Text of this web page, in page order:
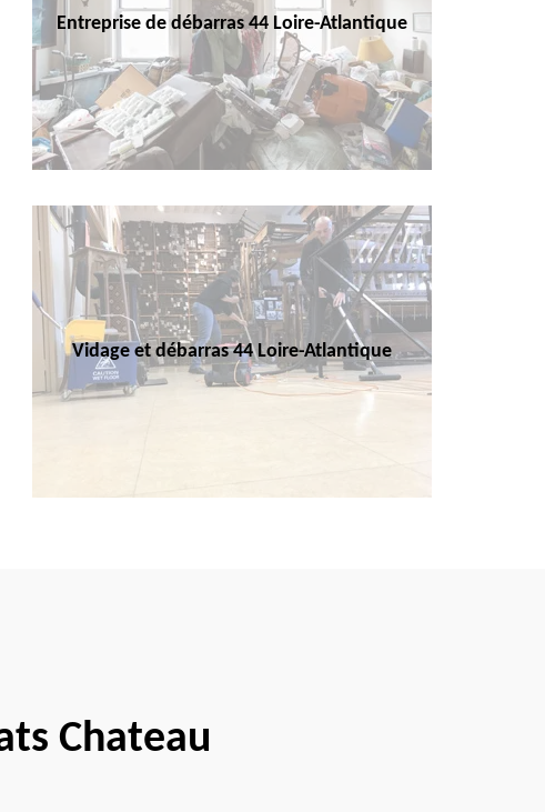
Entreprise de débarras 44 Loire-Atlantique
Vidage et débarras 44 Loire-Atlantique
Chateau